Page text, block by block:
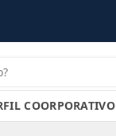
COORPORATIVO